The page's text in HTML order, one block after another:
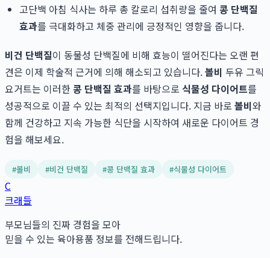
고단백 아침 식사는 하루 총 칼로리 섭취량을 줄여 콩 단백질
효과를 극대화하고 체중 관리에 긍정적인 영향을 줍니다.
비건 단백질이 동물성 단백질에 비해 효능이 떨어진다는 오랜 편
견은 이제 학술적 근거에 의해 해소되고 있습니다.볼비 두유 그릭
요거트는 이러한 콩 단백질 효과를 바탕으로 식물성 다이어트를
성공적으로 이끌 수 있는 최적의 선택지입니다. 지금 바로 볼비와
함께 건강하고 지속 가능한 식단을 시작하여 새로운 다이어트 경
험을 해보세요.
#볼비 #비건 단백질 #콩 단백질 효과 #식물성 다이어트
C
크래들
부모님들의 진짜 경험을 모아
믿을 수 있는 육아용품 정보를 전해드립니다.